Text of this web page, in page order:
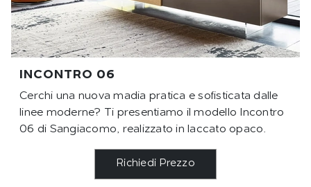
INCONTRO 06
Cerchi una nuova madia pratica e sofisticata dalle
linee moderne? Ti presentiamo il modello Incontro
06 di Sangiacomo, realizzato in laccato opaco.
Richiedi Prezzo